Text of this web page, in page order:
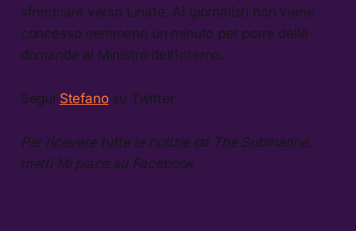
sfrecciare verso Linate. Ai giornalisti non viene
concesso nemmeno un minuto per porre delle
domande al Ministro dell’Interno.
Segui Stefanosu Twitter.
Per ricevere tutte le notizie da The Submarine,
metti Mi piace su Facebook